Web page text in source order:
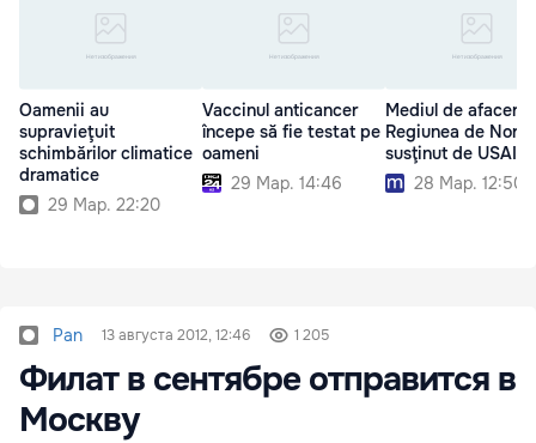
Oamenii au
supravieţuit
schimbărilor climatice
dramatice
29 Мар. 22:20
Vaccinul anticancer
începe să fie testat pe
oameni
29 Мар. 14:46
Mediul de afaceri
Regiunea de Nord
susţinut de USAID
28 Мар. 12:50
Pan 13 августа 2012, 12:46 1 205
Филат в сентябре отправится в
Москву